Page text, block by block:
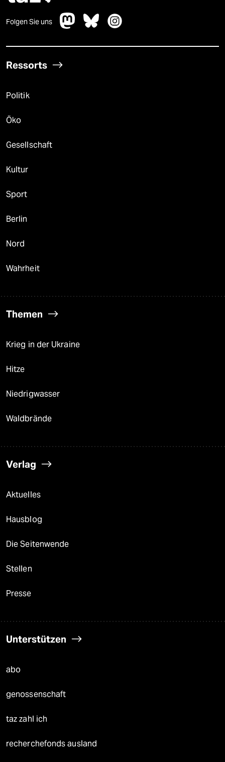
Folgen Sie uns
Ressorts
Politik
Öko
Gesellschaft
Kultur
Sport
Berlin
Nord
Wahrheit
Themen
Krieg in der Ukraine
Hitze
Niedrigwasser
Waldbrände
Verlag
Aktuelles
Hausblog
Die Seitenwende
Stellen
Presse
Unterstützen
abo
genossenschaft
taz zahl ich
recherchefonds ausland